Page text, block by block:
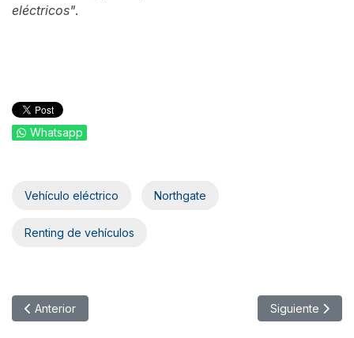
eléctricos".
Whatsapp
Vehículo eléctrico Northgate
Renting de vehículos
Artículo anterior: Altadis apuesta por Volkswagen para renovar
Anterior Artículo
Siguiente